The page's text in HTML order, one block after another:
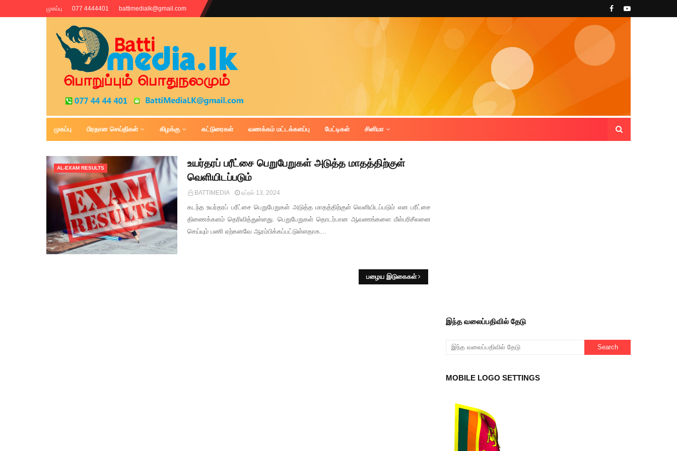
முகப்பு 077 4444401 battimedialk@gmail.com
Battimedia
முகப்பு பிரதான செய்திகள் கிழக்கு கட்டுரைகள் வணக்கம் மட்டக்களப்பு பேட்டிகள் சினிமா
AL-EXAM RESULTS
உயர்தரப் பரீட்சை பெறுபேறுகள் அடுத்த மாதத்திற்குள்
வெளியிடப்படும்
BATTIMEDIA ஏப்ரல் 13, 2024
கடந்த உயர்தரப் பரீட்சை பெறுபேறுகள் அடுத்த மாதத்திற்குள் வெளியிடப்படும் என பரீட்சை
திணைக்களம் தெரிவித்துள்ளது. பெறுபேறுகள் தொடர்பான ஆவணங்களை மீள்பரிசீலனை
செய்யும் பணி ஏற்கனவே ஆரம்பிக்கப்பட்டுள்ளதாக…
பழைய இடுகைகள்
இந்த வலைப்பதிவில் தேடு
MOBILE LOGO SETTINGS